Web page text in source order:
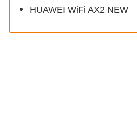
HUAWEI WiFi AX2 NEW